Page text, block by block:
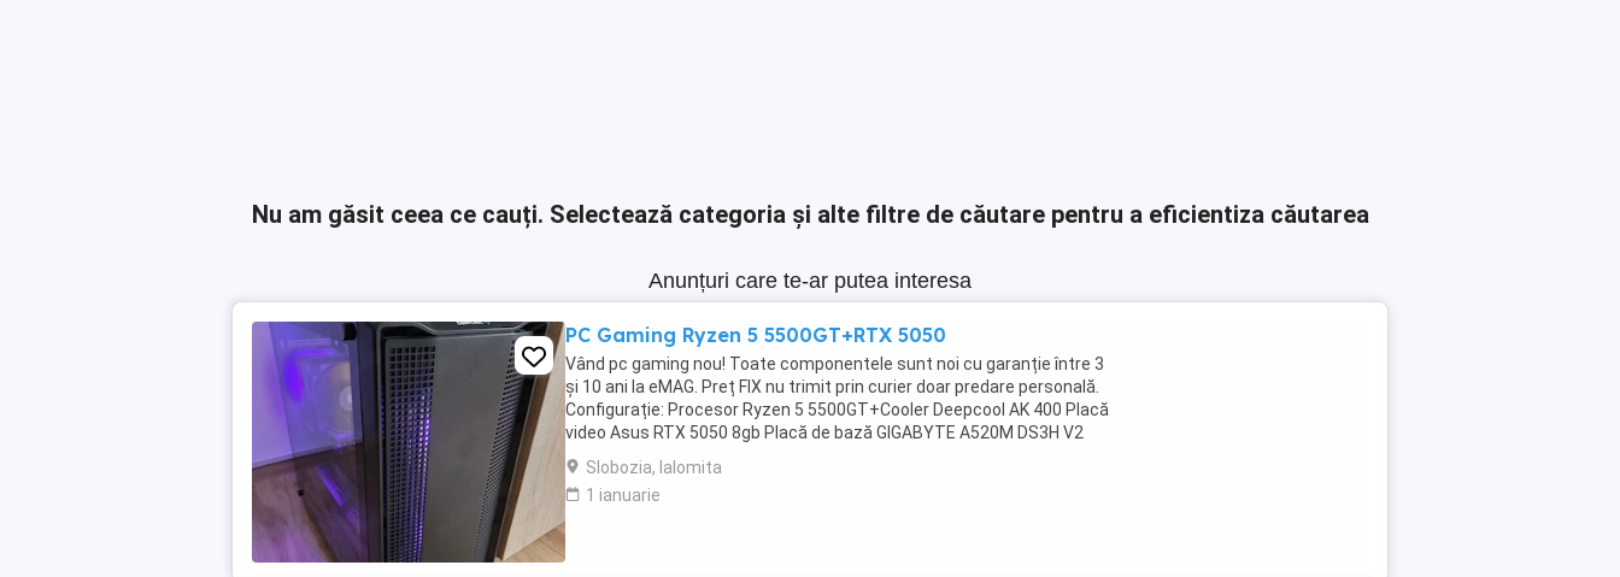
Nu am găsit ceea ce cauți. Selectează categoria și alte filtre de căutare pentru a eficientiza căutarea
Anunțuri care te-ar putea interesa
PC Gaming Ryzen 5 5500GT+RTX 5050
Vând pc gaming nou! Toate componentele sunt noi cu garanție între 3
și 10 ani la eMAG. Preț FIX nu trimit prin curier doar predare personală.
Configurație: Procesor Ryzen 5 5500GT+Cooler Deepcool AK 400 Placă
video Asus RTX 5050 8gb Placă de bază GIGABYTE A520M DS3H V2
Memorie ram Kingston Fury Beast ...
Slobozia, Ialomita
1 ianuarie